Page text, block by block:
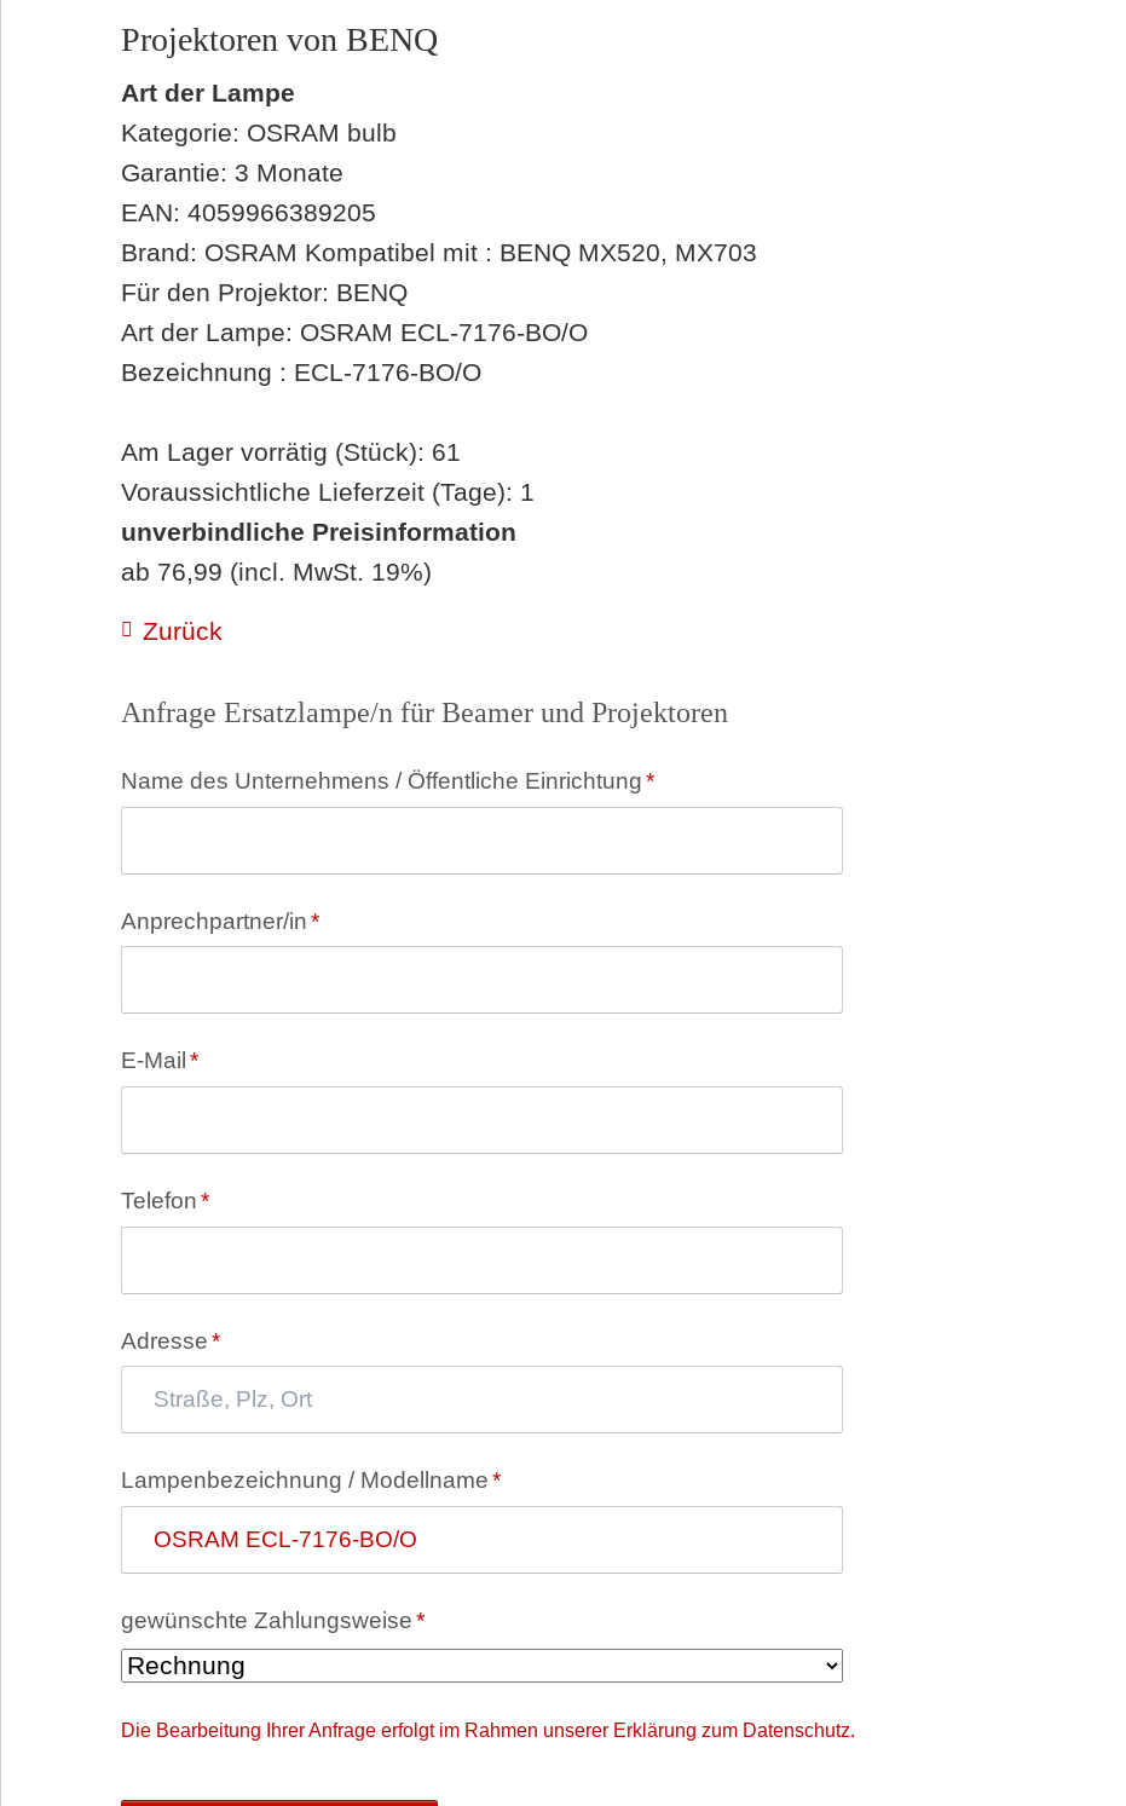
Projektoren von BENQ
Art der Lampe
Kategorie: OSRAM bulb
Garantie: 3 Monate
EAN: 4059966389205
Brand: OSRAM Kompatibel mit : BENQ MX520, MX703
Für den Projektor: BENQ
Art der Lampe: OSRAM ECL-7176-BO/O
Bezeichnung : ECL-7176-BO/O
Am Lager vorrätig (Stück): 61
Voraussichtliche Lieferzeit (Tage): 1
unverbindliche Preisinformation
ab 76,99 (incl. MwSt. 19%)
Zurück
Anfrage Ersatzlampe/n für Beamer und Projektoren
Pflichtfeld
Name des Unternehmens / Öffentliche Einrichtung*
Pflichtfeld
Anprechpartner/in*
Pflichtfeld
E-Mail *
Pflichtfeld
Telefon*
Pflichtfeld
Adresse*
Pflichtfeld
Lampenbezeichnung / Modellname*
Pflichtfeld
gewünschte Zahlungsweise*
Die Bearbeitung Ihrer Anfrage erfolgt im Rahmen unserer Erklärung zum Datenschutz.